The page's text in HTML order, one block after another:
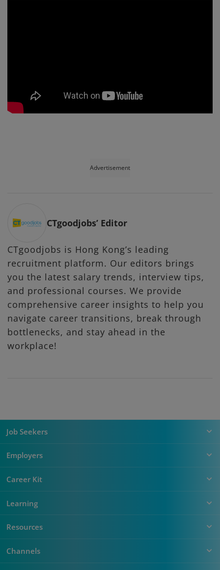
Advertisement
CTgoodjobs’ Editor
CTgoodjobs is Hong Kong’s leading
recruitment platform. Our editors brings
you the latest salary trends, interview tips,
and professional courses. We provide
comprehensive career insights to help you
navigate career transitions, break through
bottlenecks, and stay ahead in the
workplace!
Job Seekers
Employers
Career Kit
Learning
Resources
Channels